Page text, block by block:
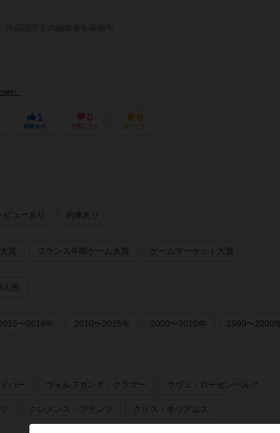
）
1
経験あり
0
お気に入り
0
持ってる
ビューあり 画像あり
賞 フランス年間ゲーム大賞 ゲームマーケット大賞
用
〜2018年 2010〜2015年 2000〜2010年 1990〜2000年
バー ヴォルフガング・クラマー ウヴェ・ローゼンベルク
クレメンス・フランツ クリス・キリアムス